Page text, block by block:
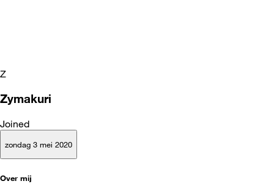
Z
Zymakuri
Joined
zondag 3 mei 2020
Over mij